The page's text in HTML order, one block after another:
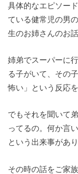
具体的なエピソー
ている健常児の男
生のお姉さんのお
姉弟でスーパーに
る子がいて、その
怖い」という反応
でもそれを聞いて
ってるの。何か言
という出来事があり
その時の話をご家